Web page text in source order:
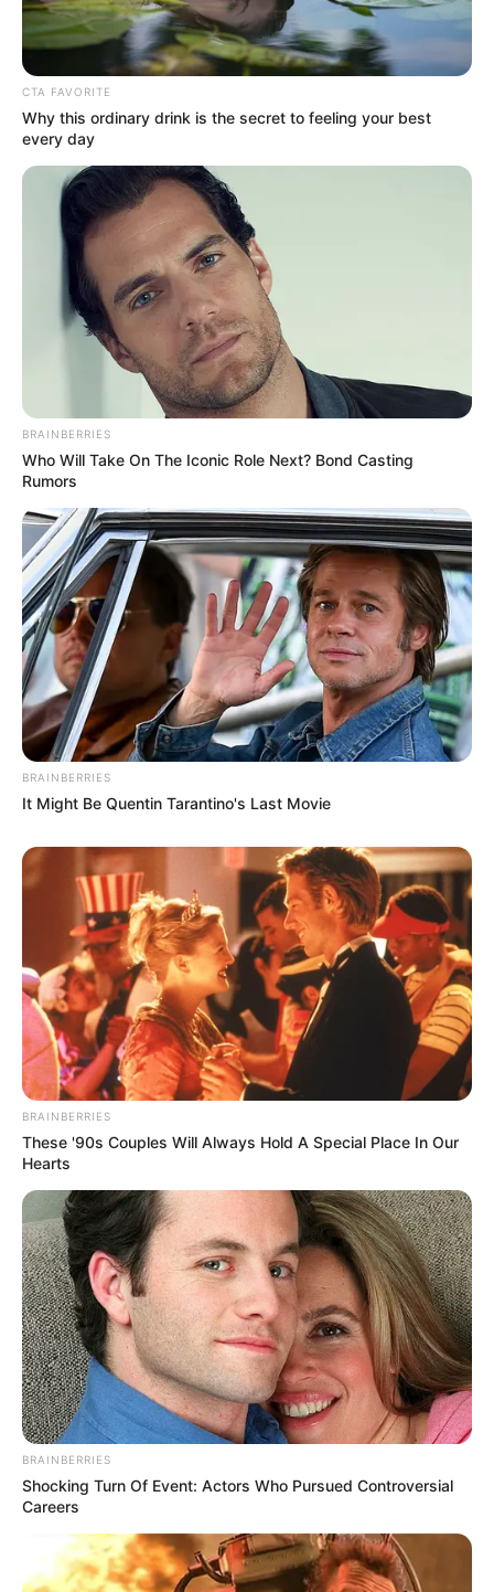
hazánkban. Ő lehet a titokzatos úriember:
Végre révbe ért Zsófi? Az elmúlt közel három
évben a Reggeli egykori háziasszonyát egymás
után érték a szívszaggató magánéleti csalódások.
2021 januárjában egy könnyekkel teli interjúban
jelentette be, hogy gyermeke édesapjával Zsolttal
négy és fél év házasság után elválnak.
CTA FAVORITE
Why this ordinary drink is the secret to feeling your best
every day
BRAINBERRIES
Who Will Take On The Iconic Role Next? Bond Casting
Rumors
BRAINBERRIES
It Might Be Quentin Tarantino's Last Movie
BRAINBERRIES
These '90s Couples Will Always Hold A Special Place In Our
Hearts
BRAINBERRIES
Shocking Turn Of Event: Actors Who Pursued Controversial
Careers